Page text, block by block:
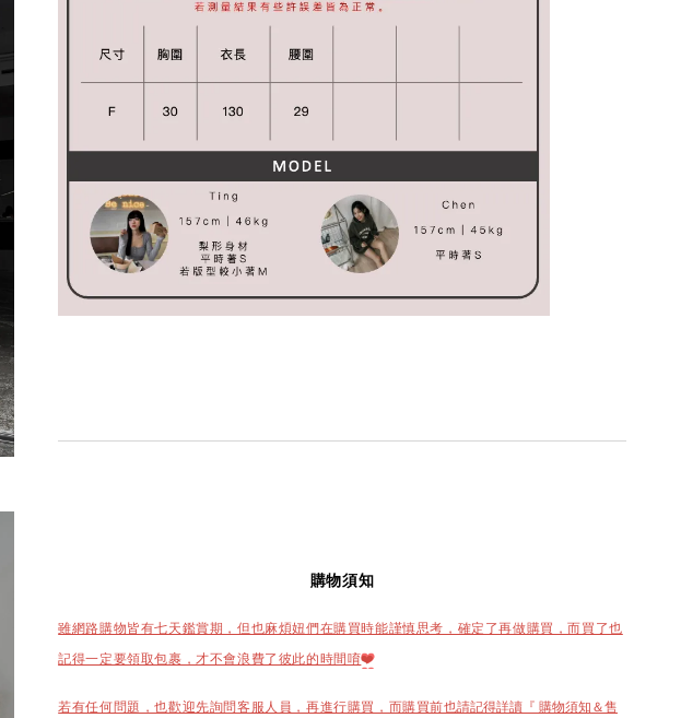
購物須知
雖網路購物皆有七天鑑賞期，但也麻煩妞們在購買時能謹慎思考，確定了再做購買，而買了也
記得一定要領取包裹，才不會浪費了彼此的時間唷❤️
若有任何問題，也歡迎先詢問客服人員，再進行購買，而購買前也請記得詳讀『 購物須知＆售